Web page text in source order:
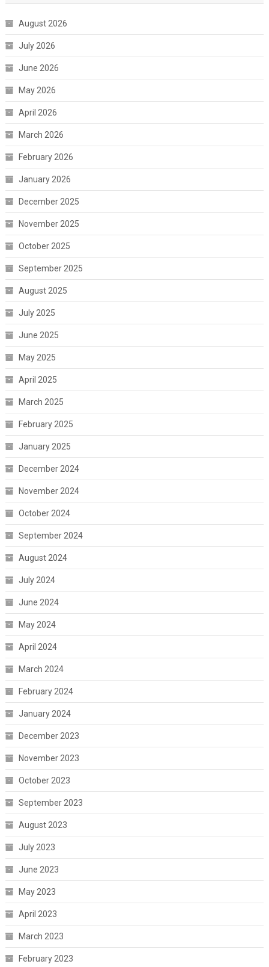
August 2026
July 2026
June 2026
May 2026
April 2026
March 2026
February 2026
January 2026
December 2025
November 2025
October 2025
September 2025
August 2025
July 2025
June 2025
May 2025
April 2025
March 2025
February 2025
January 2025
December 2024
November 2024
October 2024
September 2024
August 2024
July 2024
June 2024
May 2024
April 2024
March 2024
February 2024
January 2024
December 2023
November 2023
October 2023
September 2023
August 2023
July 2023
June 2023
May 2023
April 2023
March 2023
February 2023